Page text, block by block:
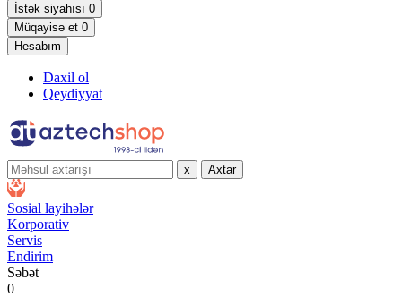
İstək siyahısı 0
Müqayisə et 0
Hesabım
Daxil ol
Qeydiyyat
x Axtar
Sosial layihələr
Korporativ
Servis
Endirim
Səbət
0